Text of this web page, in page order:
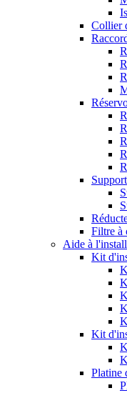
Collier
Filtre à
Aide à
Kit
Kit
Platine